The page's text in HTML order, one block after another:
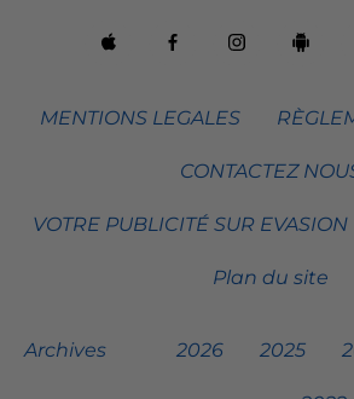
MENTIONS LEGALES
CONTACTEZ
VOTRE PUBLICITÉ SUR EVASION
Plan du site
Archives 2026 2025